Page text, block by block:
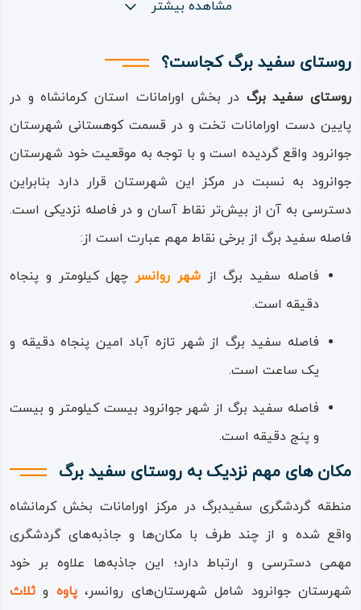
کوهستان محیط شده و یکی از رودخانه‌های بزرگی که به
برگ می‌گذرد.
از دیگر جاذبه‌های دیدنی منطقه باید مراکز پرورش ماهی،
کناره‌های رودخانه، باغ‌ها و مزارع و مراتع سرسبز، گلزاران دارویی
و بومی، زیستگاه‌های طبیعی جانوری و نیز بقعه شیخ محمد
سفید برگی را نام برد که در مورد آخر، مردم منطقه به کرامات و
اهالی روستا برخوردار است.
تسنن هستند، بسیار مهمان‌ نواز و خون‌ گرم بوده، نسبت به
باغداری، کشاورزی، دامپروری و زنبورداری، محصولات لبنی سالم،
میوه‌های ارگانیک و عسل طبیعی و کوهی یا باغی با کیفیت
تهیه و تولید می‌کنند و با صنایع دستی و سوغاتی‌های بومی
مانند نان‌ها و کلوچه‌های سنتی و انواع غذاهای محلی از مهمانان
و مسافران پذیرایی می‌نمایند.
مشاهده بیشتر
روستای سفید برگ کجاست؟
روستای سفید برگ در بخش اورامانات استان کرمانشاه و در
پایین‌ دست اورامانات تخت و در قسمت کوهستانی شهرستان
جوانرود واقع گردیده است و با توجه به موقعیت خود شهرستان
جوانرود به نسبت در مرکز این شهرستان قرار دارد بنابراین
دسترسی به آن از بیش‌تر نقاط آسان و در فاصله نزدیکی است.
فاصله سفید برگ از برخی نقاط مهم عبارت است از:
فاصله سفید برگ ازشهر روانسرچهل کیلومتر و پنجاه
دقیقه است.
فاصله سفید برگ از شهر تازه‌ آباد امین پنجاه دقیقه و
یک ساعت است.
فاصله سفید برگ از شهر جوانرود بیست کیلومتر و بیست‌
و پنج دقیقه است.
مکان های مهم نزدیک به روستای سفید برگ
منطقه گردشگری سفیدبرگ در مرکز اورامانات بخش کرمانشاه
واقع شده و از چند طرف با مکان‌ها و جاذبه‌های گردشگری
مهمی دسترسی و ارتباط دارد؛ این جاذبه‌ها علاوه بر خود
شهرستان جوانرود شامل شهرستان‌های روانسر،پاوه وثلاث